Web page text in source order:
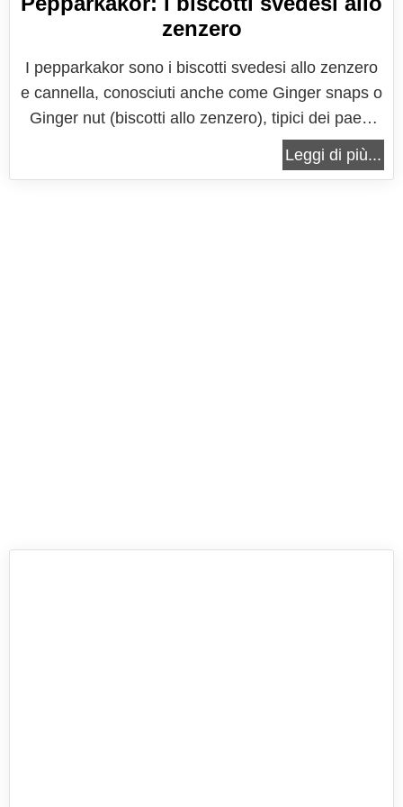
zenzero
I pepparkakor sono i biscotti svedesi allo zenzero
e cannella, conosciuti anche come Ginger snaps o
Ginger nut (biscotti allo zenzero), tipici dei paesi
del nord Europa, in particolare della Svezia,
solitamente venduti tutto l'anno anche all'Ikea, ma
Leggi di più...